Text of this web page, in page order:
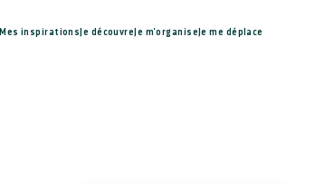
Mes inspirations Je découvre Je m'organise Je me déplace